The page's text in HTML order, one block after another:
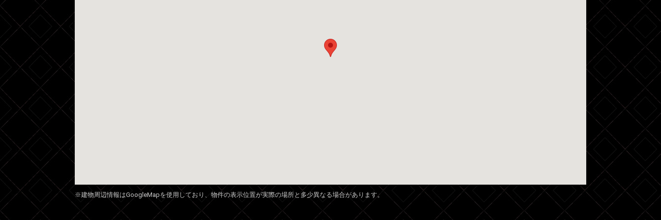
※建物周辺情報はGoogleMapを使用しており、物件の表示位置が実際の場所と多少異なる場合があります。